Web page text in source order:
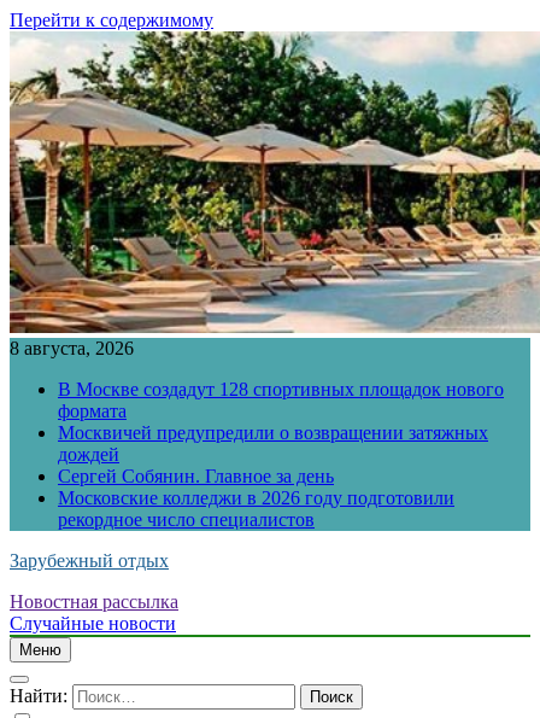
Перейти к содержимому
8 августа, 2026
В Москве создадут 128 спортивных площадок нового
формата
Москвичей предупредили о возвращении затяжных
дождей
Сергей Собянин. Главное за день
Московские колледжи в 2026 году подготовили
рекордное число специалистов
Зарубежный отдых
Новостная рассылка
Случайные новости
Меню
Найти: